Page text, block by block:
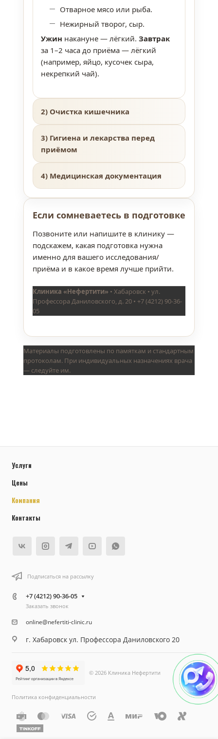
Отварное мясо или рыба.
Нежирный творог, сыр.
Ужин накануне — лёгкий. Завтрак
за 1–2 часа до приёма — лёгкий
(например, яйцо, кусочек сыра,
некрепкий чай).
2) Очистка кишечника
3) Гигиена и лекарства перед
приёмом
4) Медицинская документация
Если сомневаетесь в подготовке
Позвоните или напишите в клинику —
подскажем, какая подготовка нужна
именно для вашего исследования/
приёма и в какое время лучше прийти.
Клиника «Нефертити» • Хабаровск • ул.
Профессора Даниловского, д. 20 • +7 (4212) 90-36-
05
Материалы подготовлены по памяткам и стандартным
протоколам. При индивидуальных назначениях врача
— следуйте им.
Услуги
Цены
Компания
Контакты
Подписаться на рассылку
+7 (4212) 90-36-05
Заказать звонок
online@nefertiti-clinic.ru
г. Хабаровск ул. Профессора Даниловского 20
© 2026 Клиника Нефертити
Политика конфиденциальности